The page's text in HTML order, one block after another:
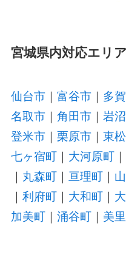
宮城県内対応エリア
仙台市｜ 富谷市｜ 多
名取市｜ 角田市｜ 岩
登米市｜ 栗原市｜ 東
七ヶ宿町｜ 大河原町｜
丸森町｜ 亘理町｜
利府町｜ 大和町｜
加美町｜ 涌谷町｜ 美